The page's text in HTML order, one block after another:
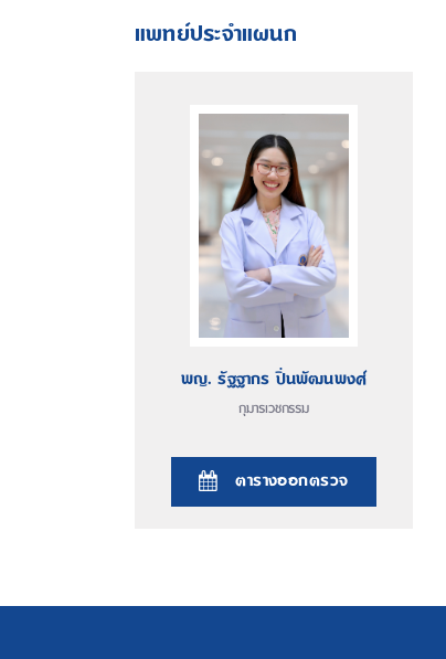
แพทย์ประจำแผนก
กุมารเวชกรรม
พญ. รัฐฐากร ปิ่นพัฒนพงศ์
ตารางออกตรวจ